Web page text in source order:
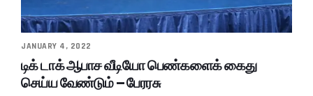
JANUARY 4, 2022
டிக் டாக் ஆபாச வீடியோ பெண்களைக் கைது
செய்ய வேண்டும் – பேரரசு